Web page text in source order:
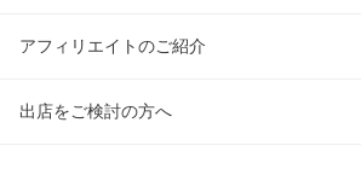
アフィリエイトのご紹介
出店をご検討の方へ